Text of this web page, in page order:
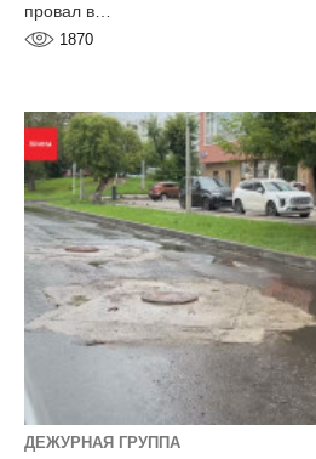
провал в…
1870
ДЕЖУРНАЯ ГРУППА